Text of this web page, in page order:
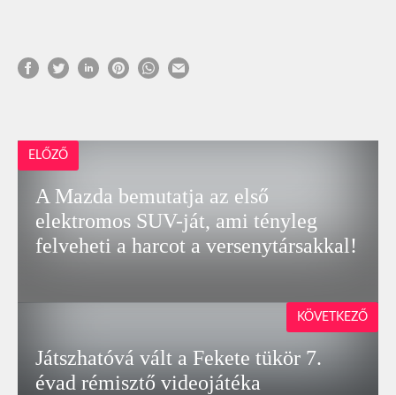
ELŐZŐ
A Mazda bemutatja az első
elektromos SUV-ját, ami tényleg
felveheti a harcot a versenytársakkal!
Játszhatóvá vált a Fekete tükör 7.
évad rémisztő videojátéka
KÖVETKEZŐ